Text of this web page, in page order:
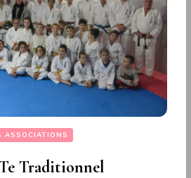
ASSOCIATIONS
Traditionnel